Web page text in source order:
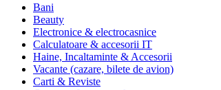
Bani
Beauty
Electronice & electrocasnice
Calculatoare & accesorii IT
Haine, Incaltaminte & Accesorii
Vacante (cazare, bilete de avion)
Carti & Reviste